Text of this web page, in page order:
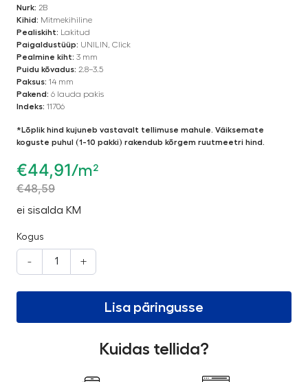
Nurk: 2B
Kihid: Mitmekihiline
Pealiskiht: Lakitud
Paigaldustüüp: UNILIN, Click
Pealmine kiht: 3 mm
Puidu kõvadus: 2.8–3.5
Paksus: 14 mm
Pakend: 6 lauda pakis
Indeks: 11706
*Lõplik hind kujuneb vastavalt tellimuse mahule. Väiksemate
koguste puhul (1-10 pakki) rakendub kõrgem ruutmeetri hind.
€44,91/m²
€48,59
ei sisalda KM
Kogus
- +
Lisa päringusse
Kuidas tellida?